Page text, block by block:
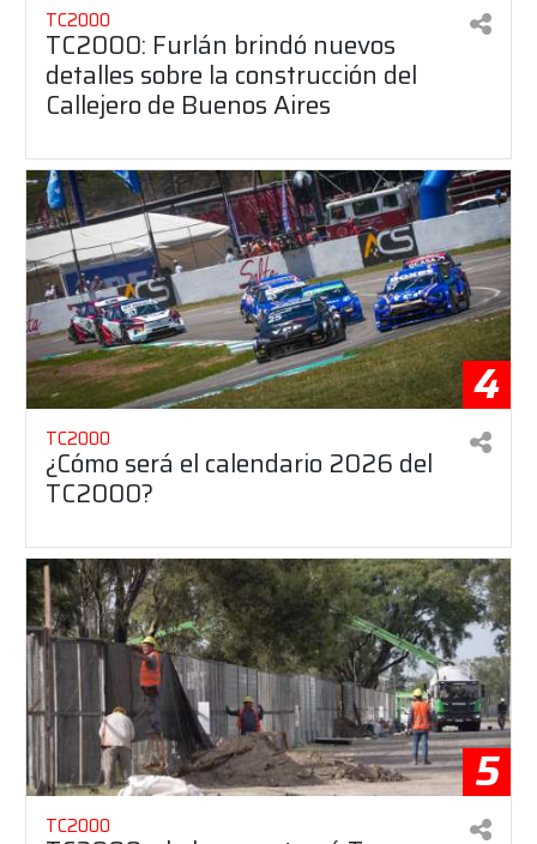
TC2000
TC2000: Furlán brindó nuevos
detalles sobre la construcción del
Callejero de Buenos Aires
4
TC2000
¿Cómo será el calendario 2026 del
TC2000?
5
TC2000